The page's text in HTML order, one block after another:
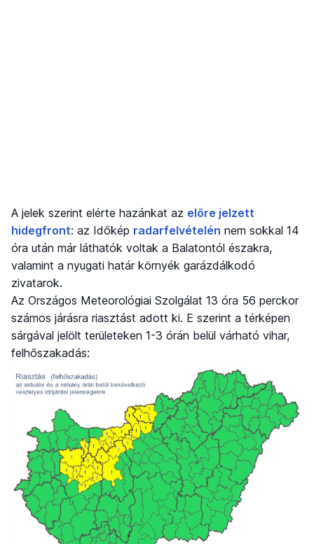
A jelek szerint elérte hazánkat az előre jelzett
hidegfront: az Időkép radarfelvételén nem sokkal 14
óra után már láthatók voltak a Balatontól északra,
valamint a nyugati határ környék garázdálkodó
zivatarok.
Az Országos Meteorológiai Szolgálat 13 óra 56 perckor
számos járásra riasztást adott ki. E szerint a térképen
sárgával jelölt területeken 1-3 órán belül várható vihar,
felhőszakadás: